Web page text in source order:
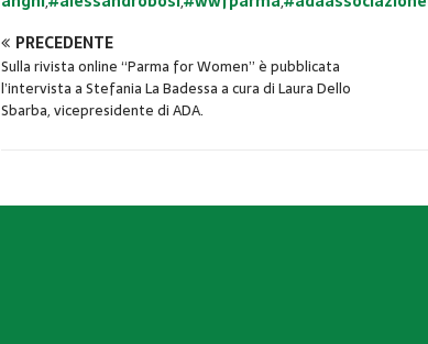
PRECEDENTE
Sulla rivista online “Parma for Women” è pubblicata
l’intervista a Stefania La Badessa a cura di Laura Dello
Sbarba, vicepresidente di ADA.